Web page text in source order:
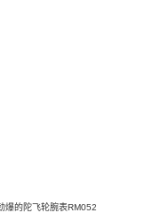
爆的陀飞轮腕表RM052